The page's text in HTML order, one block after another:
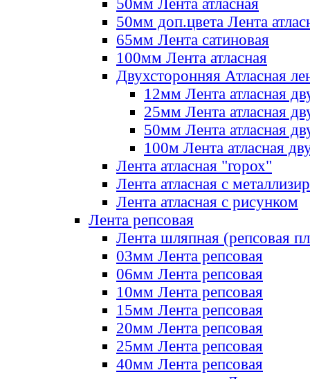
50мм Лента атласная
50мм доп.цвета Лента
65мм Лента сатиновая
100мм Лента атласная
Двухсторонняя Атласная
12мм Лента атласная
25мм Лента атласная
50мм Лента атласная
100м Лента атласная
Лента атласная "горох"
Лента атласная с
Лента атласная с рисунком
Лента репсовая
Лента шляпная (репсовая
03мм Лента репсовая
06мм Лента репсовая
10мм Лента репсовая
15мм Лента репсовая
20мм Лента репсовая
25мм Лента репсовая
40мм Лента репсовая